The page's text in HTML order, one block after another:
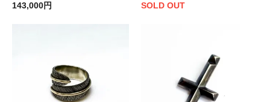
143,000円
SOLD OUT